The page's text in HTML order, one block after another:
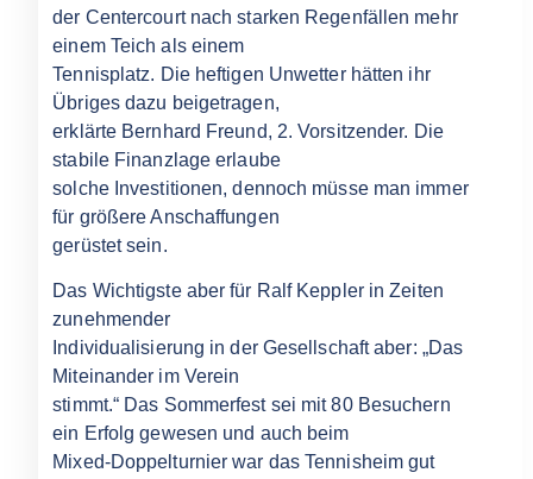
der Centercourt nach starken Regenfällen mehr
einem Teich als einem
Tennisplatz. Die heftigen Unwetter hätten ihr
Übriges dazu beigetragen,
erklärte Bernhard Freund, 2. Vorsitzender. Die
stabile Finanzlage erlaube
solche Investitionen, dennoch müsse man immer
für größere Anschaffungen
gerüstet sein.
Das Wichtigste aber für Ralf Keppler in Zeiten
zunehmender
Individualisierung in der Gesellschaft aber: „Das
Miteinander im Verein
stimmt.“ Das Sommerfest sei mit 80 Besuchern
ein Erfolg gewesen und auch beim
Mixed-Doppelturnier war das Tennisheim gut